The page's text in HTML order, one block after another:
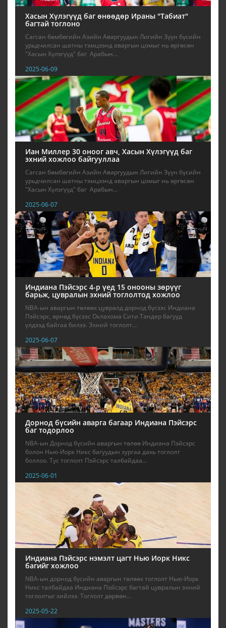
Хасын Хүлэгүүд баг өнөөдөр Ираны "Табиат"
багтай тоглоно
Сагсан бөмбөгийн Азийн Аваргуудын Лигийн Зүүн бүсийн
урьдчилсан шатны тэмцээнд аваргын цомыг нь өргөсөн
"Хасын Хүлэгүүд" баг Арабын...
2025-06-09
Иан Миллер 30 оноог авч, Хасын Хүлэгүүд баг
эхний хожлоо байгууллаа
Сагсан бөмбөгийн Азийн Аваргуудын Лигийн Зүүн бүсийн
урьдчилсан шатны тэмцээнд аваргын цомыг нь өргөсөн
"Хасын Хүлэгүүд" баг Арабын...
2025-06-07
Индиана Пэйсэрс 4-р үед 15 онооны зөрүүг
барьж, цувралын эхний тоглолтод хожлоо
NBA-ын аваргын төлөөх цувралд дорнод бүсээс Индиана
Пэйсэрс, өрнөд бүсээс Оклахома Сити Тандер багууд
үлдээд байгаа билээ. Эхний тоглолт...
2025-06-07
Дорнод бүсийн аварга багаар Индиана Пэйсэрс
баг тодорлоо
NBA-ын Дорнод бүсийн аваргын төлөө Индиана Пэйсэрс
болон Нью-Иорк Никс багуудын зургаа дахь тоглолт
боллоо. Тус тоглолт Пэйсэрс талбайдаа...
2025-06-01
Индиана Пэйсэрс нэмэлт цагт Нью Иорк Никс
багийг хожлоо
NBA-ын дорнод бүсийн аваргын төлөөх тоглолт Нью-Иорк
Никс талбайдаа Индиана Пэйсэрс багтай цувралын эхний
тоглолтыг хийлээ. Тоглолт дөрвөн...
2025-05-22